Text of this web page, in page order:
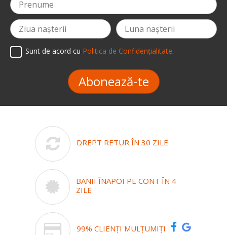
Sunt de acord cu Politica de Confidențialitate.
Abonează-te
DREPT RETUR ÎN 30 ZILE
BANII ÎNAPOI PE CONT ÎN 4
ZILE
99% CLIENȚI MULȚUMIȚI